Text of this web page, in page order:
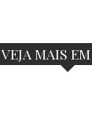
VEJA MAIS